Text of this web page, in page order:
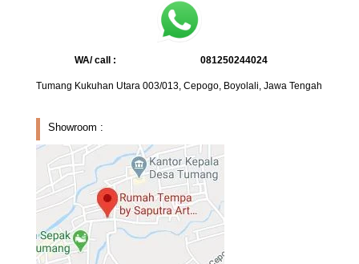
WA/ call : 081250244024
Tumang Kukuhan Utara 003/013, Cepogo, Boyolali, Jawa Tengah
Showroom :